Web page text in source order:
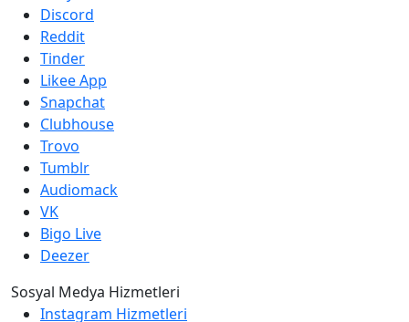
Discord
Reddit
Tinder
Likee App
Snapchat
Clubhouse
Trovo
Tumblr
Audiomack
VK
Bigo Live
Deezer
Sosyal Medya Hizmetleri
Instagram Hizmetleri